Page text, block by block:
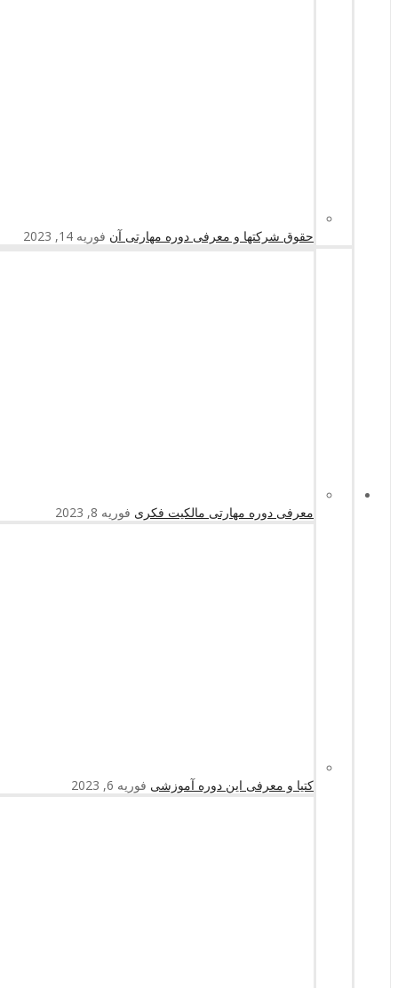
حقوق شرکتها و معرفی دوره مهارتی آن فوریه 14, 2023
معرفی دوره مهارتی مالکیت فکری فوریه 8, 2023
کتیا و معرفی این دوره آموزشی فوریه 6, 2023